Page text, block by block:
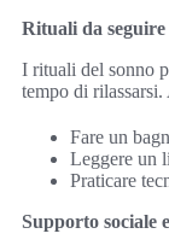
Rituali da
I rituali del sonno
tempo di
Fare un
Leggere un
Praticare
Supporto sociale